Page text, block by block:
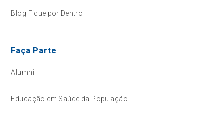
Blog Fique por Dentro
Faça Parte
Alumni
Educação em Saúde da População